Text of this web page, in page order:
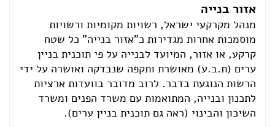
אזור בנייה
מנהל מקרקעי ישראל, רשויות מקומיות ורשויות
מוסמכות אחרות מגדירות כ"אזור בנייה" כל שטח
קרקע, או אזור, המיועד לבנייה על פי תוכנית בניין
ערים (ת.ב.ע) מאושרת ותקפה שנבדקה ואושרה על ידי
הרשות הנוגעת בדבר. לרוב מדובר בוועדות ארציות
לתכנון ובנייה, המתואמות עם משרד הפנים ומשרד
השיכון והבינוי (ראה גם תוכנית בניין ערים).